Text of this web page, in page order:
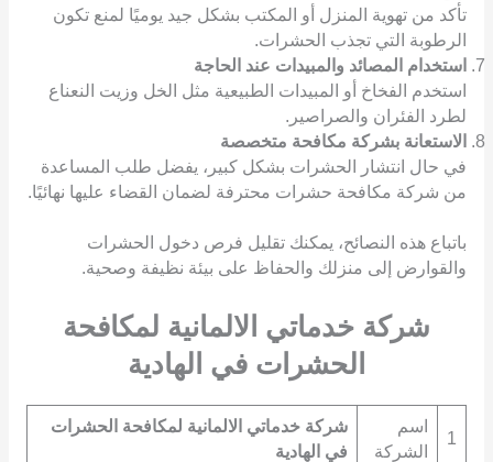
تأكد من تهوية المنزل أو المكتب بشكل جيد يوميًا لمنع تكون
الرطوبة التي تجذب الحشرات.
استخدام المصائد والمبيدات عند الحاجة
استخدم الفخاخ أو المبيدات الطبيعية مثل الخل وزيت النعناع
لطرد الفئران والصراصير.
الاستعانة بشركة مكافحة متخصصة
في حال انتشار الحشرات بشكل كبير، يفضل طلب المساعدة
من شركة مكافحة حشرات محترفة لضمان القضاء عليها نهائيًا.
باتباع هذه النصائح، يمكنك تقليل فرص دخول الحشرات
والقوارض إلى منزلك والحفاظ على بيئة نظيفة وصحية.
شركة خدماتي الالمانية لمكافحة
الحشرات في الهادية
1
اسم
الشركة
شركة خدماتي الالمانية لمكافحة الحشرات
في الهادية